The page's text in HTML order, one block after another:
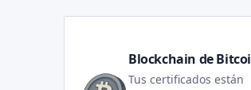
Blockchain de
Tus certificados están